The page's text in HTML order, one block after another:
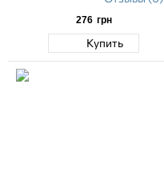
276 грн
Купить